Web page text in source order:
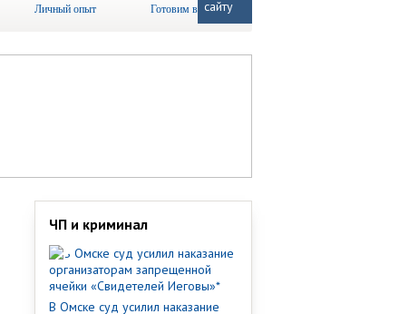
Личный опыт Готовим вместе
ЧП и криминал
В Омске суд усилил наказание